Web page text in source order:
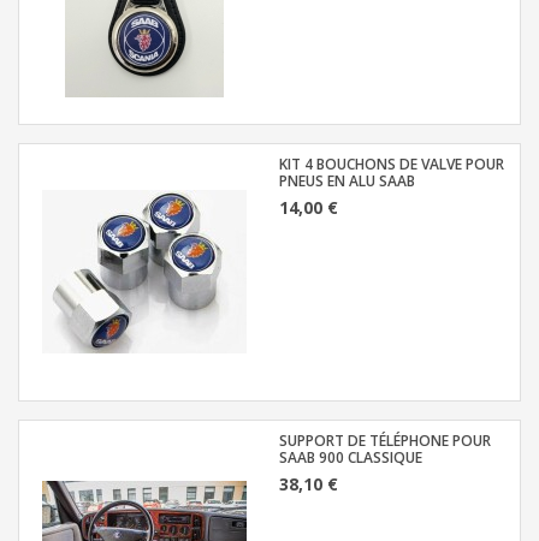
KIT 4 BOUCHONS DE VALVE POUR
PNEUS EN ALU SAAB
14,00 €
SUPPORT DE TÉLÉPHONE POUR
SAAB 900 CLASSIQUE
38,10 €